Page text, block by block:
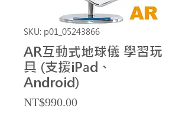
SKU: p01_05243866
AR互動式地球儀 學習玩
具 (支援iPad、
Android)
NT$990.00Price